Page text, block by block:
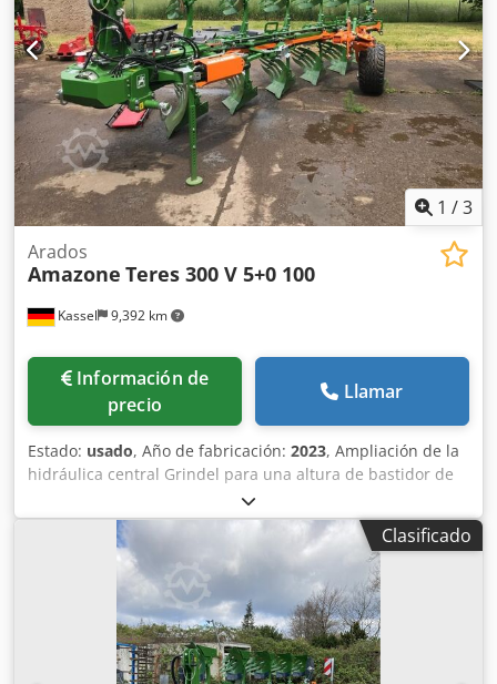
1 /3
Kassel 9,392 km
Arados
Amazone Teres 300 V 5+0 100
Información de
precio
Llamar
Estado: usado, Año de fabricación: 2023, Ampliación de la
hidráulica central Grindel para una altura de bastidor de
80, 1 cuerpo de arado STW / 35, 1 par de rejas de 430, 1
par de puntas de reja HD, 1 par de chapas insertables
para STW / 35, 1 par de soportes para disco cuchilla para
disco cuchilla Variopf D 500 dentado y / con suspensión, 1
Cedpfx Ajr Ucigjqvsha
Clasificado